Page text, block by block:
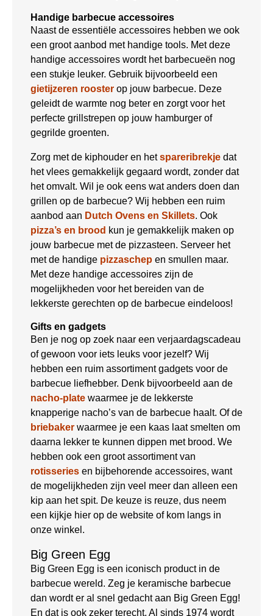
Handige barbecue accessoires
Naast de essentiële accessoires hebben we ook
een groot aanbod met handige tools. Met deze
handige accessoires wordt het barbecueën nog
een stukje leuker. Gebruik bijvoorbeeld een
gietijzeren rooster op jouw barbecue. Deze
geleidt de warmte nog beter en zorgt voor het
perfecte grillstrepen op jouw hamburger of
gegrilde groenten.
Zorg met de kiphouder en hetspareribrekje dat
het vlees gemakkelijk gegaard wordt, zonder dat
het omvalt. Wil je ook eens wat anders doen dan
grillen op de barbecue? Wij hebben een ruim
aanbod aan Dutch Ovens en Skillets. Ook
pizza’s en brood kun je gemakkelijk maken op
jouw barbecue met de pizzasteen. Serveer het
met de handige pizzaschep en smullen maar.
Met deze handige accessoires zijn de
mogelijkheden voor het bereiden van de
lekkerste gerechten op de barbecue eindeloos!
Gifts en gadgets
Ben je nog op zoek naar een verjaardagscadeau
of gewoon voor iets leuks voor jezelf? Wij
hebben een ruim assortiment gadgets voor de
barbecue liefhebber. Denk bijvoorbeeld aan de
nacho-plate waarmee je de lekkerste
knapperige nacho’s van de barbecue haalt. Of de
briebaker waarmee je een kaas laat smelten om
daarna lekker te kunnen dippen met brood. We
hebben ook een groot assortiment van
rotisseries en bijbehorende accessoires, want
de mogelijkheden zijn veel meer dan alleen een
kip aan het spit. De keuze is reuze, dus neem
een kijkje hier op de website of kom langs in
onze winkel.
Big Green Egg
Big Green Egg is een iconisch product in de
barbecue wereld. Zeg je keramische barbecue
dan wordt er al snel gedacht aan Big Green Egg!
En dat is ook zeker terecht. Al sinds 1974 wordt